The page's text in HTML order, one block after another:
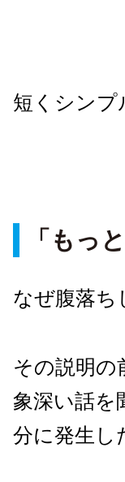
短くシンプ
「もっ
なぜ腹落ち
その説明の
象深い話を
分に発生し